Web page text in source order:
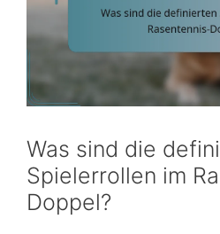
Was sind die
Spielerrollen im
Doppel?